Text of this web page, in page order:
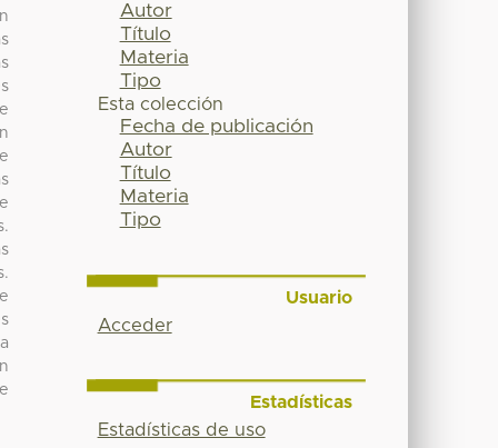
Autor
Título
Materia
Tipo
Esta colección
Fecha de publicación
Autor
Título
Materia
Tipo
Usuario
Acceder
Estadísticas
Estadísticas de uso